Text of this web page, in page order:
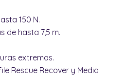
150 N.
de hasta 7,5 m.
extremas.
Rescue Recover y Media